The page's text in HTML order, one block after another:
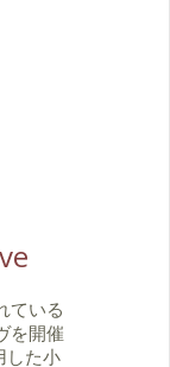
ている
を開催
した小